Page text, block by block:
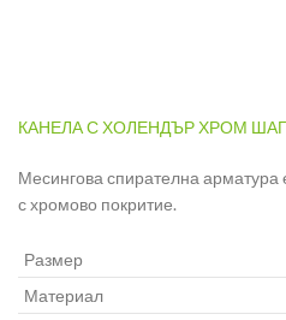
КАНЕЛА С ХОЛЕНДЪР ХРОМ
Месингова спирателна арматура
с хромово покритие.
Размер
Материал